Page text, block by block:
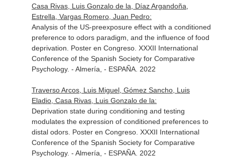
Casa Rivas, Luis Gonzalo de la, Díaz Argandoña,
Estrella, Vargas Romero, Juan Pedro:
Analysis of the US-preexposure effect with a conditioned
preference to odors paradigm, and the influence of food
deprivation. Poster en Congreso. XXXII International
Conference of the Spanish Society for Comparative
Psychology. - Almería, - ESPAÑA. 2022
Traverso Arcos, Luis Miguel, Gómez Sancho, Luis
Eladio, Casa Rivas, Luis Gonzalo de la:
Deprivation state during conditioning and testing
modulates the expression of conditioned preferences to
distal odors. Poster en Congreso. XXXII International
Conference of the Spanish Society for Comparative
Psychology. - Almería, - ESPAÑA. 2022